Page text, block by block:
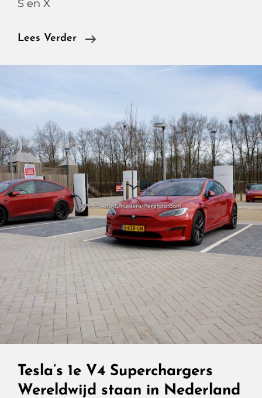
S en X
Lees Verder
Tesla
Tesla’s 1e V4 Superchargers
Wereldwijd staan in Nederland